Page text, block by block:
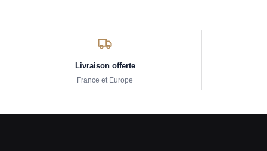
Livraison offerte
France et Europe